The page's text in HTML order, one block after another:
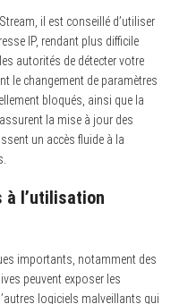
il est conseillé d’utiliser
IP, rendant plus difficile
autorités de détecter votre
le changement de paramètres
bloqués, ainsi que la
la mise à jour des
un accès fluide à la
à l’utilisation
importants, notamment des
peuvent exposer les
logiciels malveillants qui